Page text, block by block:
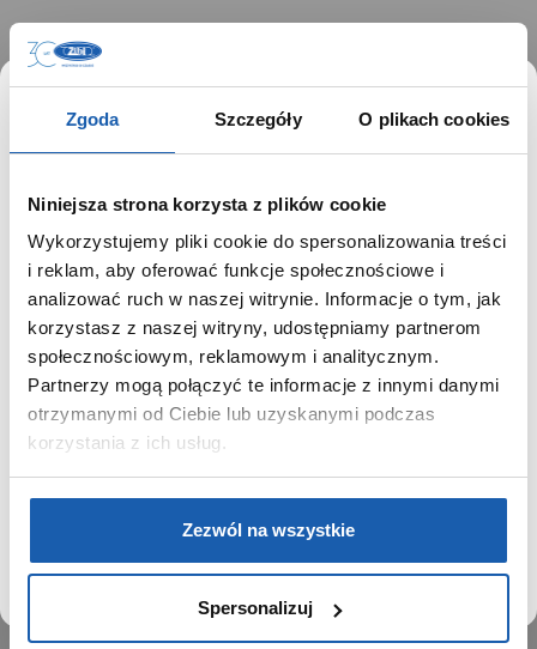
Zgoda Szczegóły O plikach cookies
Niniejsza strona korzysta z plików cookie
Wykorzystujemy pliki cookie do spersonalizowania treści
i reklam, aby oferować funkcje społecznościowe i
analizować ruch w naszej witrynie. Informacje o tym, jak
korzystasz z naszej witryny, udostępniamy partnerom
społecznościowym, reklamowym i analitycznym.
Partnerzy mogą połączyć te informacje z innymi danymi
otrzymanymi od Ciebie lub uzyskanymi podczas
korzystania z ich usług.
Zezwól na wszystkie
Spersonalizuj
5560
26.09.2024
GRUPA ZIBI
Historia
Misja, wizja i wartości Grupy Zibi
Ważne daty
Kariera
Zgoda na ciasteczka
PRODUKTY
Kalkulatory
SIECI SPRZEDAŻY
SZANOWNY UŻYTKOWNIKU,
SZANOWNA UŻYTKOWNICZKO
Używamy plików cookie w celach analitycznych,
statystycznych i marketingowych, w tym aby analizować
ruch w tej witrynie, optymalizować jej działanie oraz
zapamiętywać Twoje preferencje.